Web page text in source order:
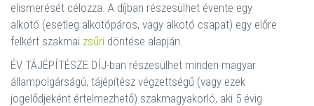
elismerését célozza. A díjban részesülhet évente egy
alkotó (esetleg alkotópáros, vagy alkotó csapat) egy előre
felkért szakmai zsűri döntése alapján.
ÉV TÁJÉPÍTÉSZE DÍJ-ban részesülhet minden magyar
állampolgárságú, tájépítész végzettségű (vagy ezek
jogelődjeként értelmezhető) szakmagyakorló, aki 5 évig